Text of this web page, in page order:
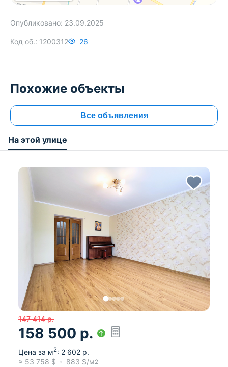
Опубликовано: 23.09.2025
Код об.: 1200312 26
Похожие объекты
Все объявления
На этой улице
147 414 р.
158 500 р.
Цена за м2: 2 602 р.
≈ 53 758 $ 883 $/м2